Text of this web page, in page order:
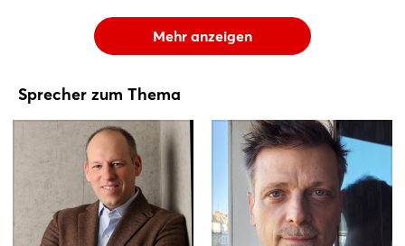
Mehr anzeigen
Sprecher zum Thema